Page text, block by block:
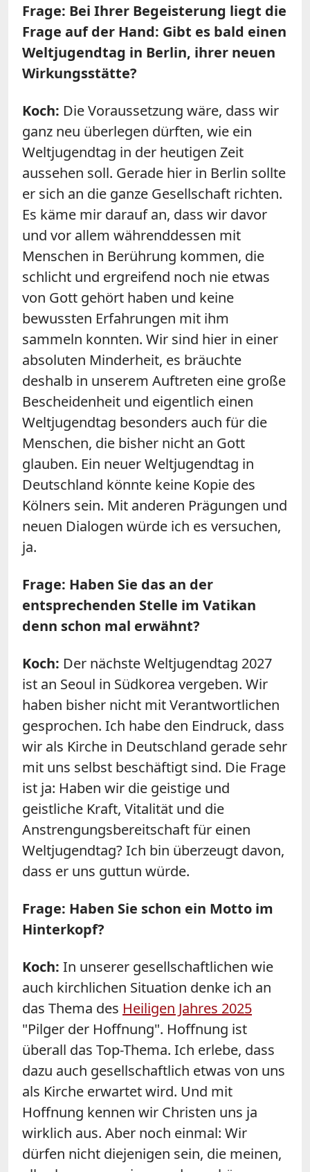
Frage: Bei Ihrer Begeisterung liegt die
Frage auf der Hand: Gibt es bald einen
Weltjugendtag in Berlin, ihrer neuen
Wirkungsstätte?
Koch: Die Voraussetzung wäre, dass wir
ganz neu überlegen dürften, wie ein
Weltjugendtag in der heutigen Zeit
aussehen soll. Gerade hier in Berlin sollte
er sich an die ganze Gesellschaft richten.
Es käme mir darauf an, dass wir davor
und vor allem währenddessen mit
Menschen in Berührung kommen, die
schlicht und ergreifend noch nie etwas
von Gott gehört haben und keine
bewussten Erfahrungen mit ihm
sammeln konnten. Wir sind hier in einer
absoluten Minderheit, es bräuchte
deshalb in unserem Auftreten eine große
Bescheidenheit und eigentlich einen
Weltjugendtag besonders auch für die
Menschen, die bisher nicht an Gott
glauben. Ein neuer Weltjugendtag in
Deutschland könnte keine Kopie des
Kölners sein. Mit anderen Prägungen und
neuen Dialogen würde ich es versuchen,
ja.
Frage: Haben Sie das an der
entsprechenden Stelle im Vatikan
denn schon mal erwähnt?
Koch: Der nächste Weltjugendtag 2027
ist an Seoul in Südkorea vergeben. Wir
haben bisher nicht mit Verantwortlichen
gesprochen. Ich habe den Eindruck, dass
wir als Kirche in Deutschland gerade sehr
mit uns selbst beschäftigt sind. Die Frage
ist ja: Haben wir die geistige und
geistliche Kraft, Vitalität und die
Anstrengungsbereitschaft für einen
Weltjugendtag? Ich bin überzeugt davon,
dass er uns guttun würde.
Frage: Haben Sie schon ein Motto im
Hinterkopf?
Koch: In unserer gesellschaftlichen wie
auch kirchlichen Situation denke ich an
das Thema des Heiligen Jahres 2025
"Pilger der Hoffnung". Hoffnung ist
überall das Top-Thema. Ich erlebe, dass
dazu auch gesellschaftlich etwas von uns
als Kirche erwartet wird. Und mit
Hoffnung kennen wir Christen uns ja
wirklich aus. Aber noch einmal: Wir
dürfen nicht diejenigen sein, die meinen,